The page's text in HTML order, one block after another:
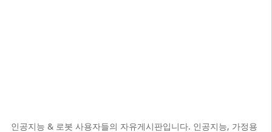
인공지능 & 로봇 사용자들의 자유게시판입니다. 인공지능, 가정용